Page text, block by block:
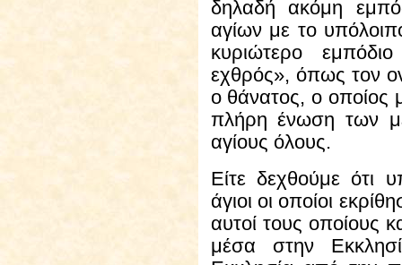
δηλαδή ακόμη
αγίων με το
κυριώτερο
εχθρός», όπως τον
ο θάνατος, ο οποίος
πλήρη ένωση των
αγίους όλους.
Είτε δεχθούμε ότι
άγιοι οι οποίοι
αυτοί τους οποίους
μέσα στην